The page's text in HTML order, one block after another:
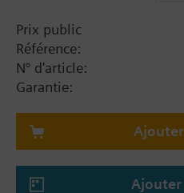
module d'alimentation, la
comme suit : FSAA : 80
77 mm ; FSD, FSE, FSF :
La profondeur augmente
utilise un BOP-2 et de 20
IOP-2.
Prix public
Référence:
N° d'article:
Garantie: